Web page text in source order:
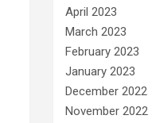
April 2023
March 2023
February 2023
January 2023
December 2022
November 2022